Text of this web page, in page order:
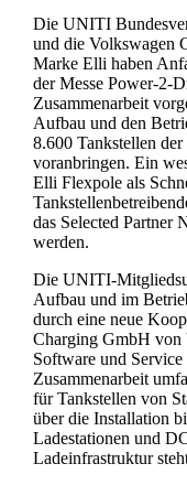
Die UNITI
und die Volkswagen
Marke Elli haben
der Messe Power-2-
Zusammenarbeit
Aufbau und den
8.600 Tankstellen
voranbringen. Ein
Elli Flexpole als
das Selected Partner
werden.
Die UNITI-
Aufbau und im
durch eine neue
Charging GmbH von
Software und
Zusammenarbeit
für Tankstellen von
über die Installation
Ladestationen und
Ladeinfrastruktur